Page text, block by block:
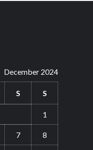
December 2024
S S
1
7 8